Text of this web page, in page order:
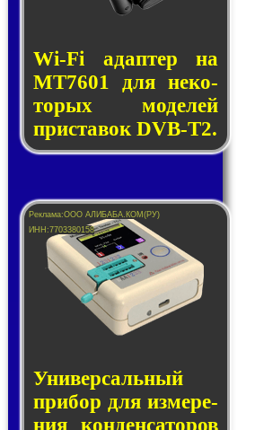
Wi-Fi адап­тер на
MT7601 для не­ко­
то­рых мо­де­лей
прис­та­вок DVB-T2.
Универсальный
при­бор для из­ме­ре­
ния кон­ден­са­то­ров